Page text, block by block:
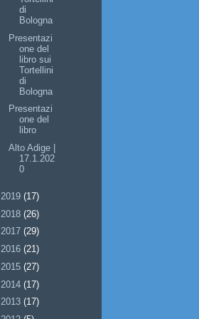
di
Bologna
Presentazi
one del
libro sui
Tortellini
di
Bologna
Presentazi
one del
libro
Alto Adige |
17.1.202
0
2019 (17)
2018 (26)
2017 (29)
2016 (21)
2015 (27)
2014 (17)
2013 (17)